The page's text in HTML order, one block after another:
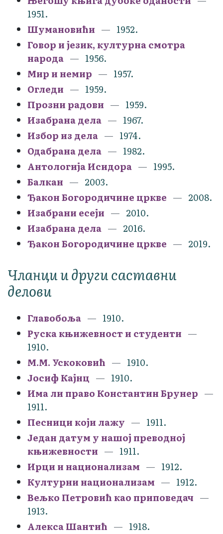
1951.
Шумановићи
1952.
Говор и језик, културна смотра
народа
1956.
Мир и немир
1957.
Огледи
1959.
Прозни радови
1959.
Изабрана дела
1967.
Избор из дела
1974.
Одабрана дела
1982.
Антологија Исидора
1995.
Балкан
2003.
Ђакон Богородичине цркве
2008.
Изабрани есеји
2010.
Изабрана дела
2016.
Ђакон Богородичине цркве
2019.
Чланци и други саставни
делови
Главобоља
1910.
Руска књижевност и студенти
1910.
М.М. Ускоковић
1910.
Јосиф Кајнц
1910.
Има ли право Константин Брунер
1911.
Песници који лажу
1911.
Један датум у нашој преводној
књижевности
1911.
Ирци и национализам
1912.
Културни национализам
1912.
Вељко Петровић као приповедач
1913.
Алекса Шантић
1918.